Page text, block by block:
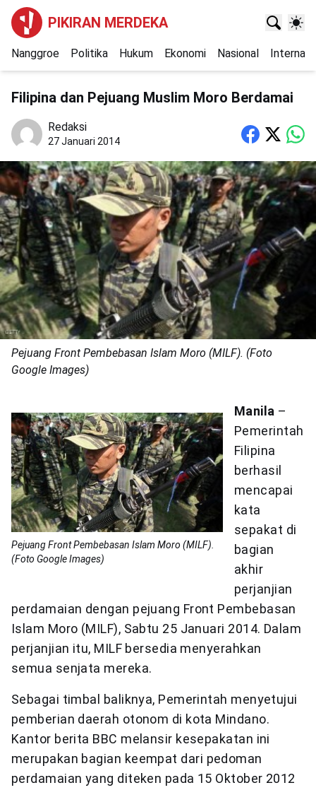
PIKIRAN MERDEKA
Nanggroe Politika Hukum Ekonomi Nasional
Filipina dan Pejuang Muslim Moro Berdamai
Redaksi
27 Januari 2014
Pejuang Front Pembebasan Islam Moro (MILF). (Foto
Google Images)
Pejuang Front Pembebasan Islam Moro (MILF).
(Foto Google Images)
Manila –
Pemerintah
Filipina
berhasil
mencapai
kata
sepakat di
bagian
akhir
perjanjian
perdamaian dengan pejuang Front Pembebasan
Islam Moro (MILF), Sabtu 25 Januari 2014. Dalam
perjanjian itu, MILF bersedia menyerahkan
semua senjata mereka.
Sebagai timbal baliknya, Pemerintah menyetujui
pemberian daerah otonom di kota Mindano.
Kantor berita BBC melansir kesepakatan ini
merupakan bagian keempat dari pedoman
perdamaian yang diteken pada 15 Oktober 2012